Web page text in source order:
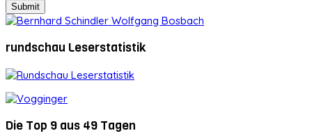
rundschau Leserstatistik
Die Top 9 aus 49 Tagen